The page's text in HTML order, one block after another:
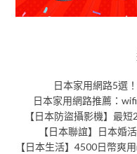
日本家用網路5選
日本家用網路推薦：
【日本防盜攝影機】最
【日本聯誼】日本婚
【日本生活】4500日幣爽